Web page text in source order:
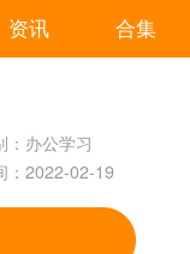
资讯 合集
：办公学习
：2022-02-19